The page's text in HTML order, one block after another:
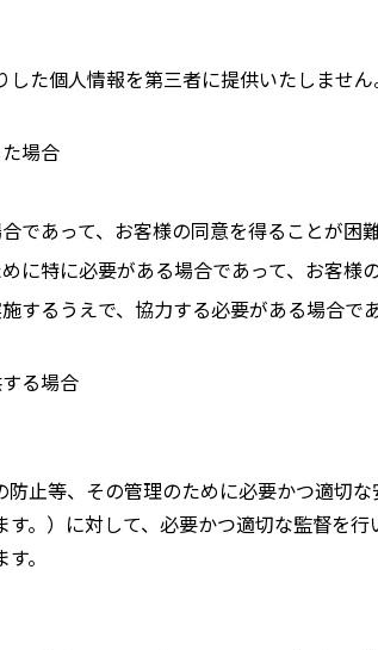
た個人情報を第三者に提供いたしません
場合
であって、お客様の同意を得ることが困
に特に必要がある場合であって、お客様
するうえで、協力する必要がある場合で
る場合
止等、その管理のために必要かつ適切
。）に対して、必要かつ適切な監督を
。